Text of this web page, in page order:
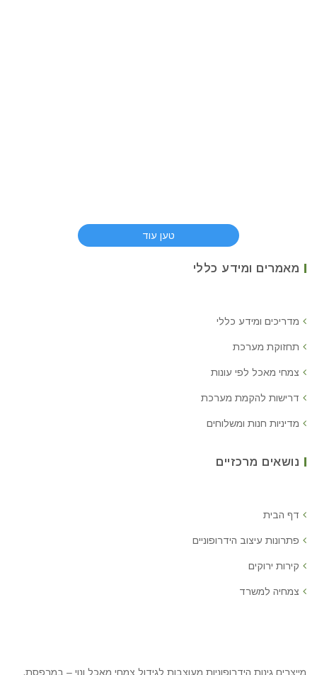
טען עוד
מאמרים ומידע כללי
מדריכים ומידע כללי
תחזוקת מערכת
צמחי מאכל לפי עונות
דרישות להקמת מערכת
מדיניות חנות ומשלוחים
נושאים מרכזיים
דף הבית
פתרונות עיצוב הידרופוניים
קירות ירוקים
צמחיה למשרד
מייצרים גינות הידרופוניות מעוצבות לגידול צמחי מאכל ונוי – במרפסת,